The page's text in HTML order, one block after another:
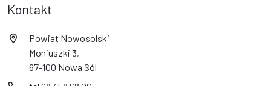
Kontakt
Powiat Nowosolski
Moniuszki 3,
67-100 Nowa Sól